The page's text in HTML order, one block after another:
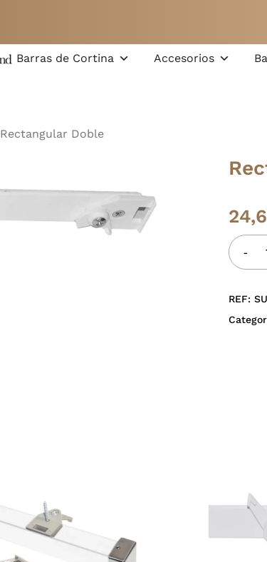
Barras de Cortina Accesorios
Rectangular Doble
REF: